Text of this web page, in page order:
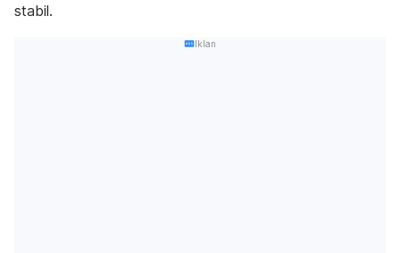
stabil.
Iklan